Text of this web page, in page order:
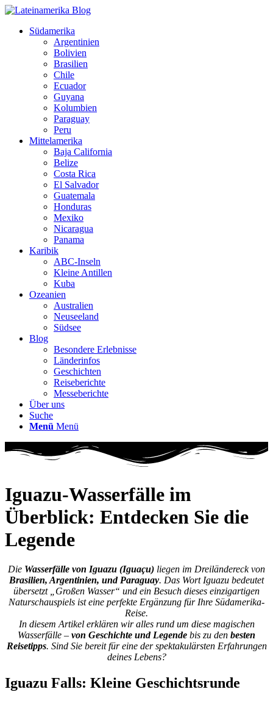
Südamerika
Argentinien
Bolivien
Brasilien
Chile
Ecuador
Guyana
Kolumbien
Paraguay
Peru
Mittelamerika
Baja California
Belize
Costa Rica
El Salvador
Guatemala
Honduras
Mexiko
Nicaragua
Panama
Karibik
ABC-Inseln
Kleine Antillen
Kuba
Ozeanien
Australien
Neuseeland
Südsee
Blog
Besondere Erlebnisse
Länderinfos
Geschichten
Reiseberichte
Messeberichte
Über uns
Suche
Menü Menü
Iguazu-Wasserfälle im
Überblick: Entdecken Sie die
Legende
Die Wasserfälle von Iguazu (Iguaçu) liegen im Dreiländereck von
Brasilien, Argentinien, und Paraguay. Das Wort Iguazu bedeutet
übersetzt „Großen Wasser“ und ein Besuch dieses einzigartigen
Naturschauspiels ist eine perfekte Ergänzung für Ihre Südamerika-
Reise.
In diesem Artikel erklären wir alles rund um diese magischen
Wasserfälle – von Geschichte und Legende bis zu den besten
Reisetipps. Sind Sie bereit für eine der spektakulärsten Erfahrungen
deines Lebens?
Iguazu Falls: Kleine Geschichtsrunde